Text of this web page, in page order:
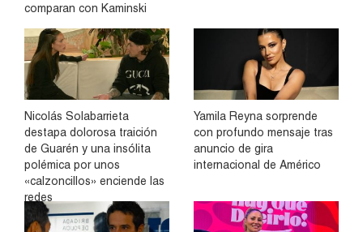
comparan con Kaminski
Nicolás Solabarrieta
destapa dolorosa traición
de Guarén y una insólita
polémica por unos
«calzoncillos» enciende las
redes
Yamila Reyna sorprende
con profundo mensaje tras
anuncio de gira
internacional de Américo